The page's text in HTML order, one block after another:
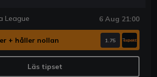
League 6 Aug 21:00
+ håller nollan 1.75
Läs tipset